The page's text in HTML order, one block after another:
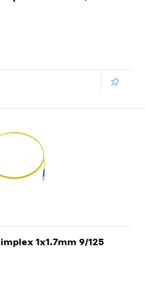
1x1.7mm 9/125